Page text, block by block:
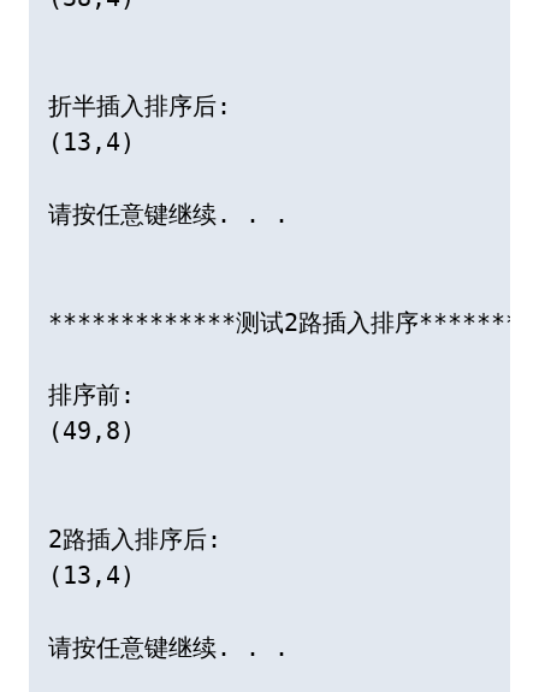
折半插入排序后:
(13,4)
请按任意键继续. . .
*************测试2路插入排序
排序前:
(49,8)
2路插入排序后:
(13,4)
请按任意键继续. . .